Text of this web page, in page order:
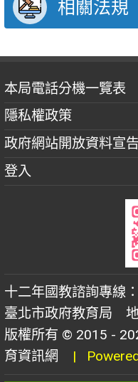
相關法規
本局電話分機一覽表
隱私權政策
政府網站開放資料宣告
登入
十二年國教諮詢專線
臺北市政府教育局
版權所有 © 2015 -
育資訊網
|